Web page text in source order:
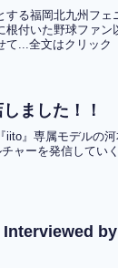
る福岡北九州フ
付いた野球ファ
て...全文はクリック
ました！！
』専属モデルの
ャーを発信してい
Interviewed